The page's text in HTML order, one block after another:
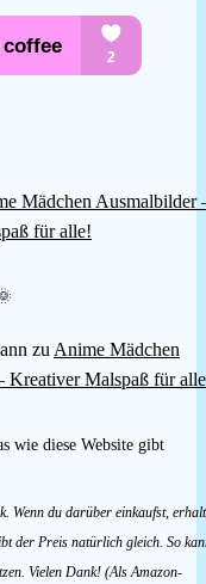
Mädchen Ausmalbilder
für alle!
zu Anime Mädchen
Kreativer Malspaß für
wie diese Website gibt
Wenn du darüber einkaufst,
der Preis natürlich gleich. So
Vielen Dank! (Als Amazon-